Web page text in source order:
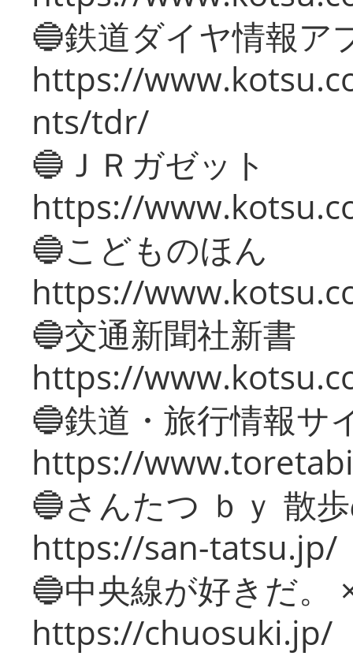
🔵鉄道ダイヤ情報ア
https://
nts/tdr/
🔵ＪＲガゼット
https://
🔵こどものほん
https://
🔵交通新聞社新書
https://
🔵鉄道・旅行情報サ
https://
🔵さんたつ ｂｙ 散
https://san-tatsu.jp/
🔵中央線が好きだ。
https://chuosuki.jp/